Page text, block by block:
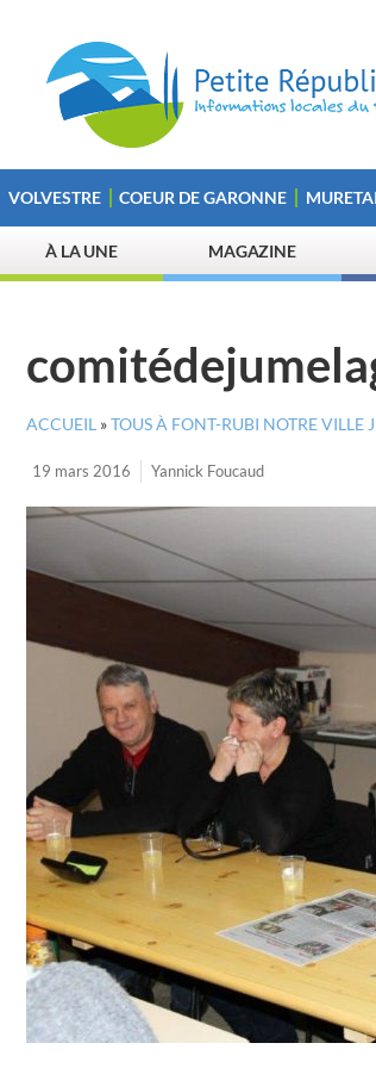
VOLVESTRE COEUR DE GARONNE
À LA UNE MAGAZINE
ACCUEIL »TOUS À FONT-RUBI NOTRE VILLE
19 mars 2016 Yannick Foucaud